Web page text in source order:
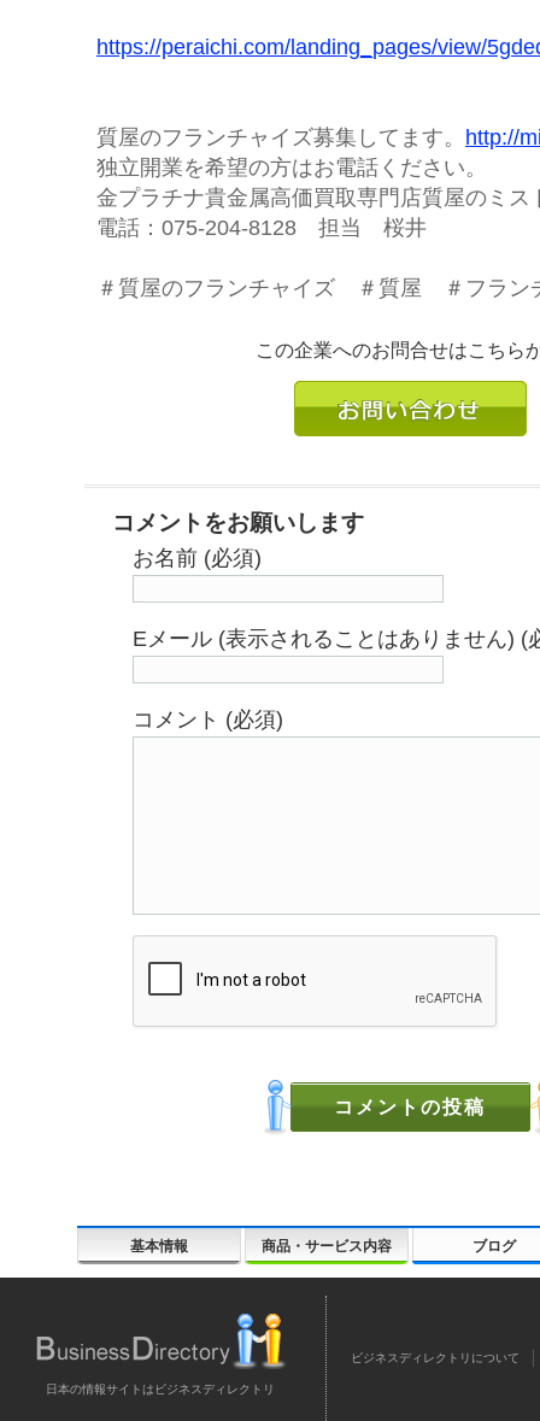
https://peraichi.com/landing_pages/view/
質屋のフランチャイズ募集してます。 http://
独立開業を希望の方はお電話ください。
金プラチナ貴金属高価買取専門店質屋のミ
電話：075-204-8128 担当 桜井
＃質屋のフランチャイズ ＃質屋 ＃フラン
この企業へのお問合せはこちら
コメントをお願いします
お名前 (必須)
Eメール (表示されることはありません) (
コメント (必須)
基本情報 商品・サービス内容 ブログ
日本の情報サイトはビジネスディレクトリ
ビジネスディレクトリについて